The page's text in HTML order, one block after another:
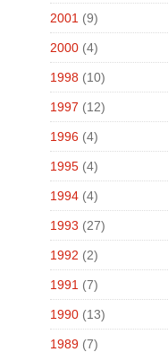
2001 (9)
2000 (4)
1998 (10)
1997 (12)
1996 (4)
1995 (4)
1994 (4)
1993 (27)
1992 (2)
1991 (7)
1990 (13)
1989 (7)